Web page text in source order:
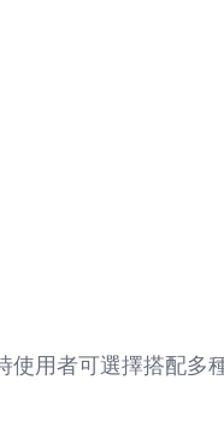
用者可選擇搭配多